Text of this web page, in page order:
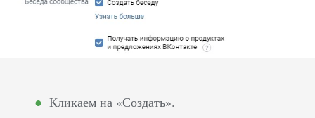
Кликаем на «Создать».